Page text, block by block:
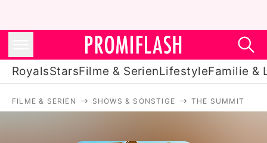
RoyalsStarsFilme & SerienLifestyleFamilie &
FILME & SERIEN SHOWS & SONSTIGE THE SUMMIT